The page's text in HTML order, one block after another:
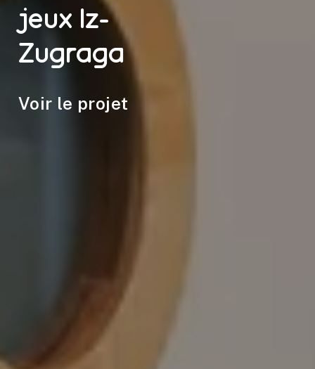
jeux Iz-
Zugraga
Voir le projet